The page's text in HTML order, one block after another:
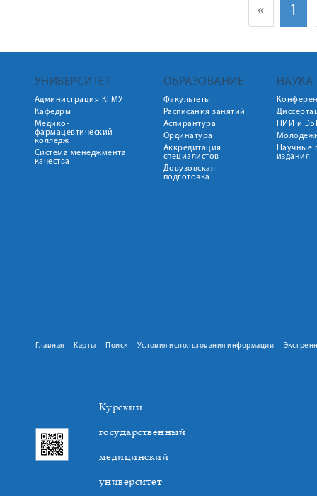
« 1
УНИВЕРСИТЕТ
Администрация КГМУ
Кафедры
Медико-
фармацевтический
колледж
Система менеджмента
качества
ОБРАЗОВАНИЕ
Факультеты
Расписания занятий
Аспирантура
Ординатура
Аккредитация
специалистов
Довузовская
подготовка
НАУКА
НИИ и
Научные
издания
Главная Карты Поиск Условия использования информации
Курский
государственный
медицинский
университет